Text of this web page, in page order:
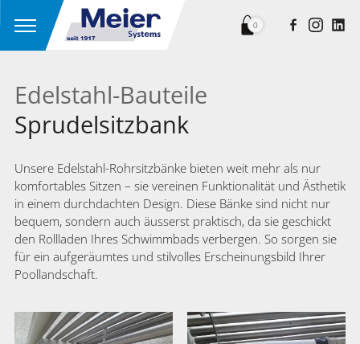
0
Sprudelsitzbank
Edelstahl-Bauteile
Unsere Edelstahl-Rohrsitzbänke bieten weit mehr als nur
komfortables Sitzen – sie vereinen Funktionalität und Ästhetik
in einem durchdachten Design. Diese Bänke sind nicht nur
bequem, sondern auch äusserst praktisch, da sie geschickt
den Rollladen Ihres Schwimmbads verbergen. So sorgen sie
für ein aufgeräumtes und stilvolles Erscheinungsbild Ihrer
Poollandschaft.